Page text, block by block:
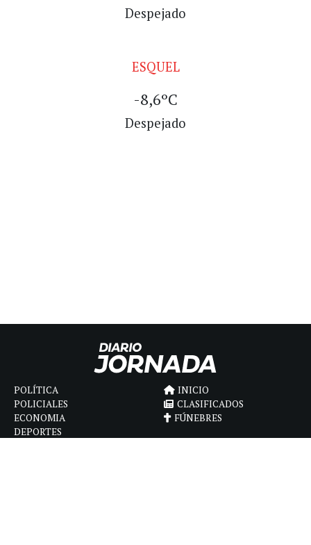
Despejado
ESQUEL
-8,6ºC
Despejado
POLÍTICA
POLICIALES
ECONOMIA
DEPORTES
INICIO
CLASIFICADOS
FÚNEBRES